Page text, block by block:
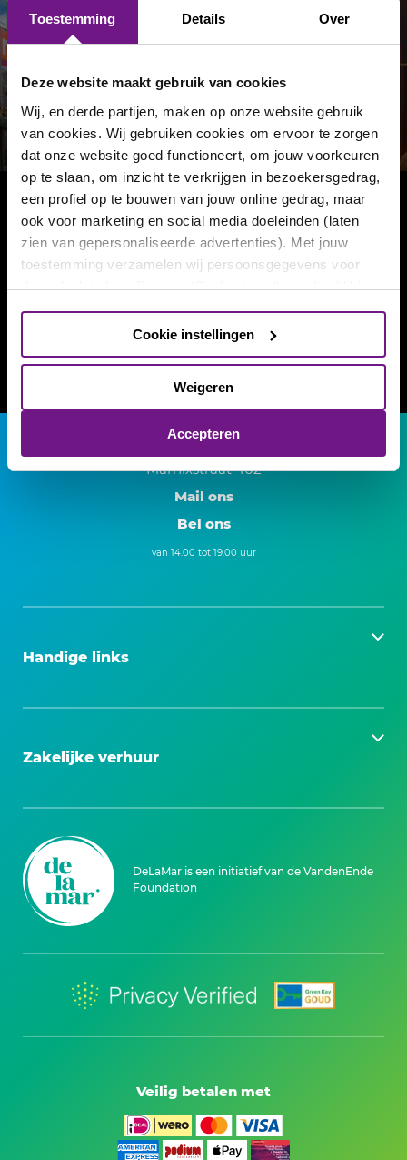
Toestemming Details Over
Deze website maakt gebruik van cookies
Wij, en derde partijen, maken op onze website gebruik
van cookies. Wij gebruiken cookies om ervoor te zorgen
dat onze website goed functioneert, om jouw voorkeuren
op te slaan, om inzicht te verkrijgen in bezoekersgedrag,
een profiel op te bouwen van jouw online gedrag, maar
ook voor marketing en social media doeleinden (laten
zien van gepersonaliseerde advertenties). Met jouw
toestemming verzamelen wij persoonsgegevens voor
deze doeleinden. Door op ‘Cookie instellingen’ te klikken,
kun je meer lezen over de cookies die wij gebruiken, kun
je jouw voorkeuren opslaan en je toestemming intrekken.
Door op ‘Accepteren’ te klikken, ga je akkoord met het
persoonsgegevens met onze4 partners
omschreven in onze
Accepteren
Cookie instellingen
Weigeren
Volg ons op social media!
Onze nieuwsbrief ontvangen?
Twee keer per maand als eerste op de hoogte van
nieuwe voorstellingen en aanbiedingen?
Marnixstraat 402
Mail ons
Bel ons
van 14.00 tot 19.00 uur
Handige links
Zakelijke verhuur
DeLaMar is een initiatief van de VandenEnde
Foundation
Veilig betalen met